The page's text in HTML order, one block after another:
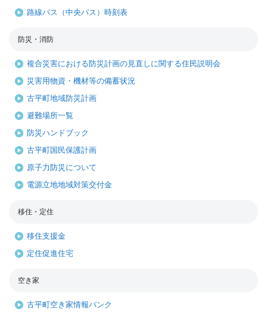
路線バス（中央バス）時刻表
防災・消防
複合災害における防災計画の見直しに関する住民説明会
災害用物資・機材等の備蓄状況
古平町地域防災計画
避難場所一覧
防災ハンドブック
古平町国民保護計画
原子力防災について
電源立地地域対策交付金
移住・定住
移住支援金
定住促進住宅
空き家
古平町空き家情報バンク